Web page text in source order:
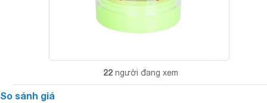
22 người đang xem
So sánh giá